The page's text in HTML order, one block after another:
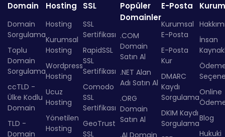
Domain
Domain
Sorgulama
Toplu
Domain
Sorgulama
ccTLD -
Ülke Kodlu
Domain
TLD -
Domain
Hosting
Hosting
Kurumsal
Hosting
Wordpress
Hosting
Ucuz
Hosting
Yönetilen
Hosting
SSL
SSL
Sertifikası
RapidSSL
SSL
Sertifikası
Comodo
SSL
Sertifikası
GeoTrust
SSL
Popüler
Domainler
.COM
Domain
Satın Al
.NET Alan
Adı Satın Al
.ORG
Domain
Satın Al
E-Posta
Kurumsal
E-Posta
E-Posta
Kur
DMARC
Kaydı
Sorgulama
DKIM Kaydı
Sorgulama
İnsan
Online
Blog
Hukuki